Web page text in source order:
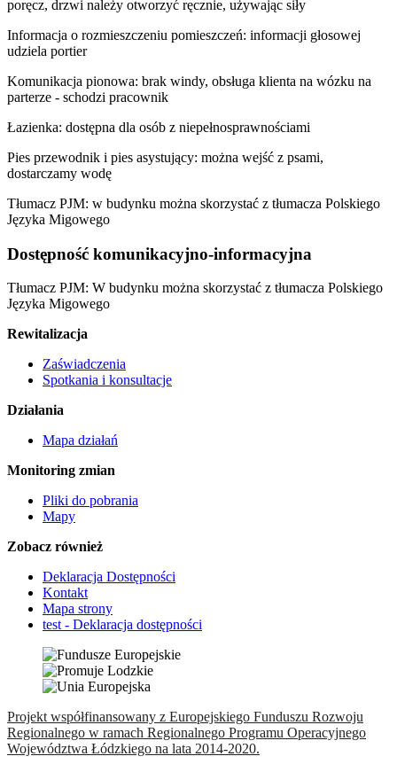
poręcz, drzwi należy otworzyć ręcznie, używając siły
Informacja o rozmieszczeniu pomieszczeń: informacji głosowej
udziela portier
Komunikacja pionowa: brak windy, obsługa klienta na wózku na
parterze - schodzi pracownik
Łazienka: dostępna dla osób z niepełnosprawnościami
Pies przewodnik i pies asystujący: można wejść z psami,
dostarczamy wodę
Tłumacz PJM: w budynku można skorzystać z tłumacza Polskiego
Języka Migowego
Dostępność komunikacyjno-informacyjna
Tłumacz PJM: W budynku można skorzystać z tłumacza Polskiego
Języka Migowego
Rewitalizacja
Zaświadczenia
Spotkania i konsultacje
Działania
Mapa działań
Monitoring zmian
Pliki do pobrania
Mapy
Zobacz również
Deklaracja Dostępności
Kontakt
Mapa strony
test - Deklaracja dostępności
Projekt współfinansowany z Europejskiego Funduszu Rozwoju
Regionalnego w ramach Regionalnego Programu Operacyjnego
Województwa Łódzkiego na lata 2014-2020.